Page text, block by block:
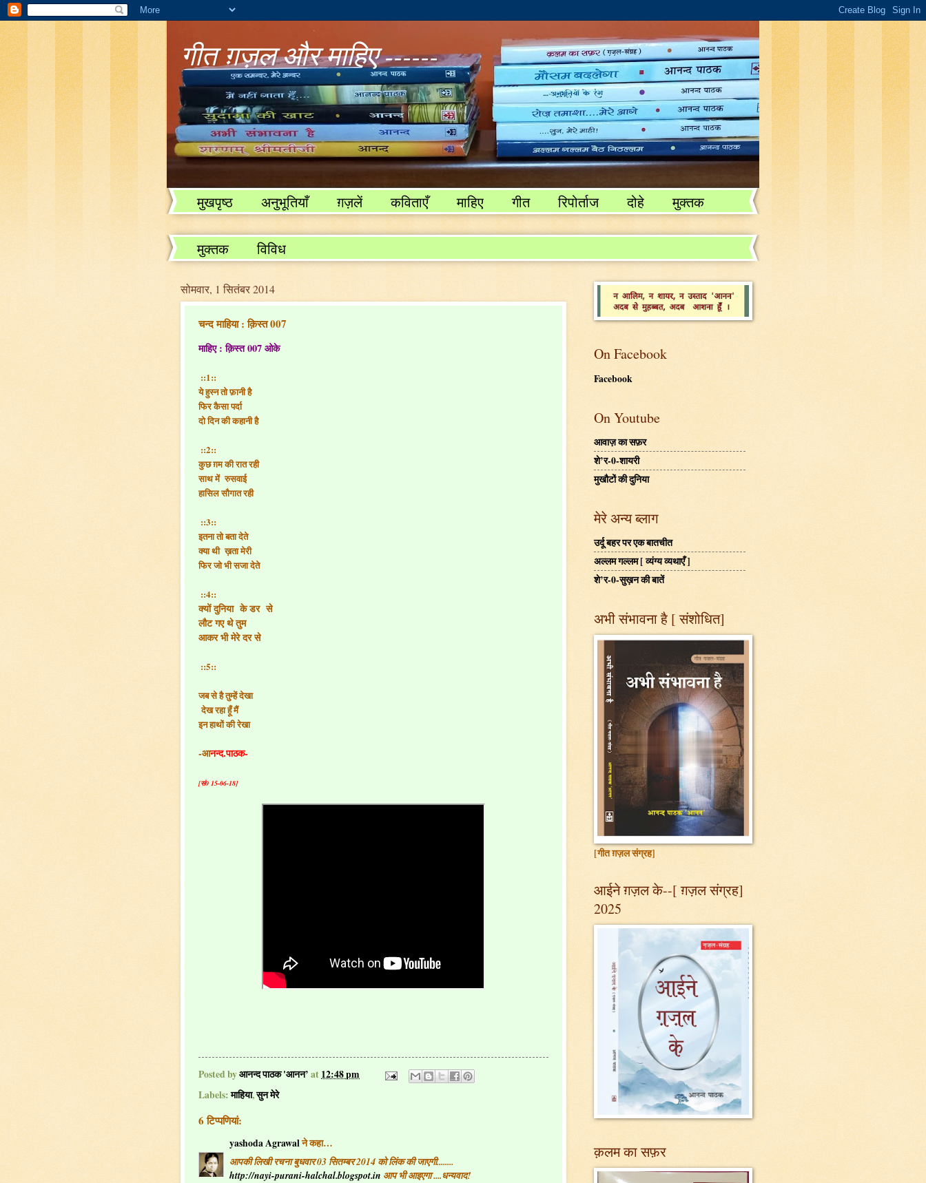
गीत ग़ज़ल और माहिए ------
मुखपृष्ठ अनुभूतियाँ ग़ज़लें कविताएँ माहिए गीत रिपोर्ताज दोहे
मुक्तक
विविध
मुक्तक
विविध
सोमवार, 1 सितंबर 2014
चन्द माहिया : क़िस्त 007
माहिए : क़िस्त 007 ओके
::1::
ये हुस्न तो फ़ानी है
फिर कैसा पर्दा
दो दिन की कहानी है
::2::
कुछ ग़म की रात रही
साथ में रुसवाई
हासिल सौगात रही
::3::
इतना तो बता देते
क्या थी ख़ता मेरी
फिर जो भी सजा देते
::4::
क्यों दुनिया के डर से
लौट गए थे तुम
आकर भी मेरे दर से
::5::
जब से है तुम्हें देखा
देख रहा हूँ मैं
इन हाथों की रेखा
-आनन्द.पाठक-
[सं0 15-06-18]
Posted byआनन्द पाठक 'आनन’ at 12:48 pm
Labels:माहिया,सुन मेरे
6 टिप्‍पणियां:
yashoda Agrawalने कहा…
आपकी लिखी रचना बुधवार 03 सितम्बर 2014 को लिंक की जाएगी........
http://nayi-purani-halchal.blogspot.in आप भी आइएगा ....धन्यवाद!
On Facebook
Facebook
On Youtube
आवाज़ का सफ़र
शे’र-0-शायरी
मुखौटों की दुनिया
मेरे अन्य ब्लाग
उर्दू बहर पर एक बातचीत
अल्लम गल्लम [ व्यंग्य व्यथाएँ ]
शे’र-0-सुख़न की बातें
अभी संभावना है [ संशोधित]
[गीत ग़ज़ल संग्रह]
आईने ग़ज़ल के--[ ग़ज़ल संग्रह]
2025
क़लम का सफ़र